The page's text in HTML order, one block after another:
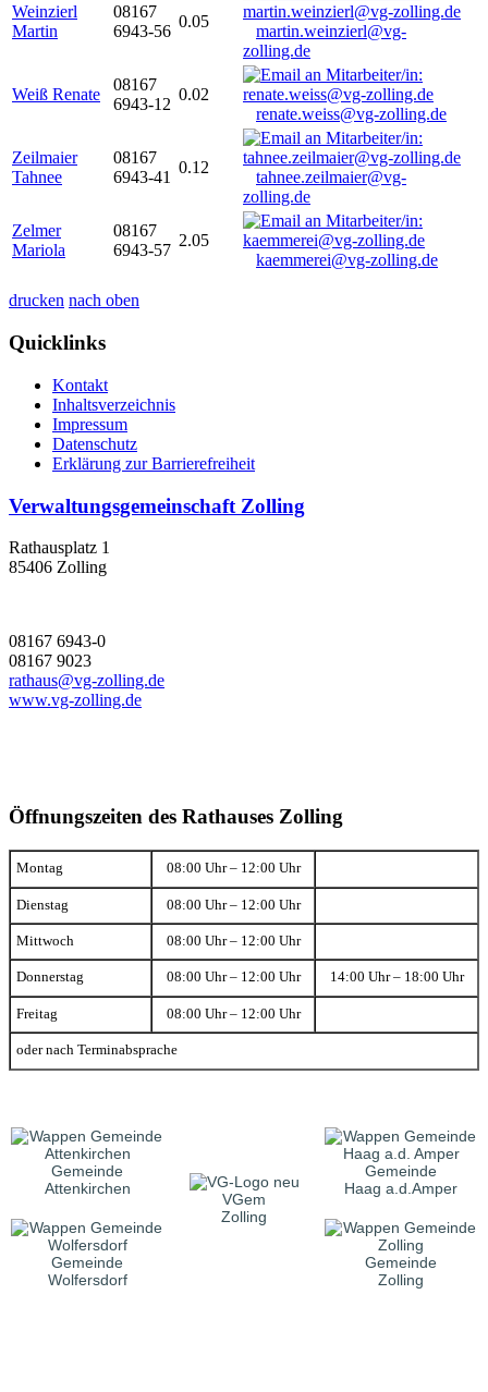
Weinzierl
Martin
08167
6943-56
0.05
martin.weinzierl@vg-
zolling.de
Weiß Renate
08167
6943-12
0.02
renate.weiss@vg-zolling.de
Zeilmaier
Tahnee
08167
6943-41
0.12
tahnee.zeilmaier@vg-
zolling.de
Zelmer
Mariola
08167
6943-57
2.05
kaemmerei@vg-zolling.de
drucken nach oben
Quicklinks
Kontakt
Inhaltsverzeichnis
Impressum
Datenschutz
Erklärung zur Barrierefreiheit
Verwaltungsgemeinschaft Zolling
Rathausplatz 1
85406 Zolling
08167 6943-0
08167 9023
rathaus@vg-zolling.de
www.vg-zolling.de
Öffnungszeiten des Rathauses Zolling
Montag 08:00 Uhr – 12:00 Uhr
Dienstag 08:00 Uhr – 12:00 Uhr
Mittwoch 08:00 Uhr – 12:00 Uhr
Donnerstag 08:00 Uhr – 12:00 Uhr 14:00 Uhr – 18:00 Uhr
Freitag 08:00 Uhr – 12:00 Uhr
oder nach Terminabsprache
Gemeinde
Attenkirchen
VGem
Zolling
Gemeinde
Haag a.d.Amper
Gemeinde
Wolfersdorf
Gemeinde
Zolling